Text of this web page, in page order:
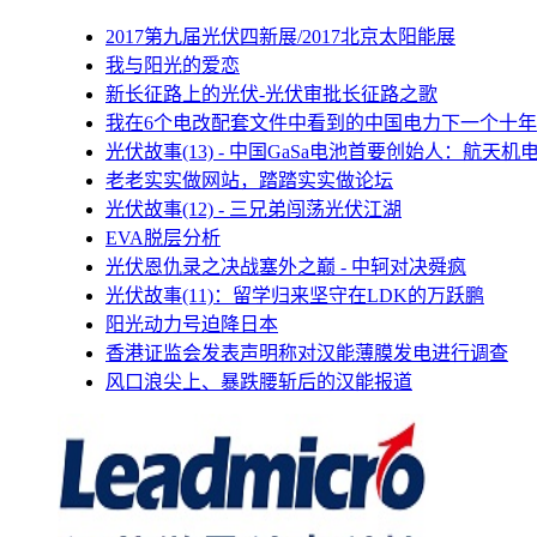
2017第九届光伏四新展/2017北京太阳能展
我与阳光的爱恋
新长征路上的光伏-光伏审批长征路之歌
我在6个电改配套文件中看到的中国电力下一个十年
光伏故事(13) - 中国GaSa电池首要创始人：航天机
老老实实做网站，踏踏实实做论坛
光伏故事(12) - 三兄弟闯荡光伏江湖
EVA脱层分析
光伏恩仇录之决战塞外之巅 - 中轲对决舜疯
光伏故事(11)：留学归来坚守在LDK的万跃鹏
阳光动力号迫降日本
香港证监会发表声明称对汉能薄膜发电进行调查
风口浪尖上、暴跌腰斩后的汉能报道